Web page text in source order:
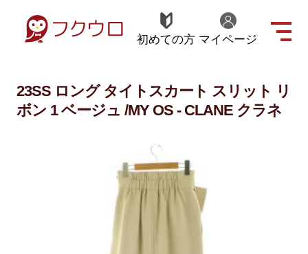
初めての方 マイページ
23SS ロング タイトスカート スリット リ
ボン 1 ベージュ /MY OS - CLANE クラネ